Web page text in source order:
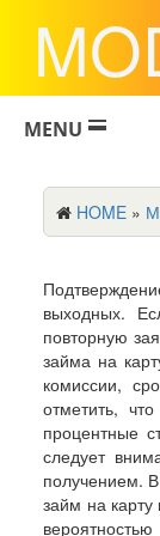
MENU
HOME »
выходных.
повторную
займа на
комиссии,
отметить,
процентные
следует
получением.
займ на